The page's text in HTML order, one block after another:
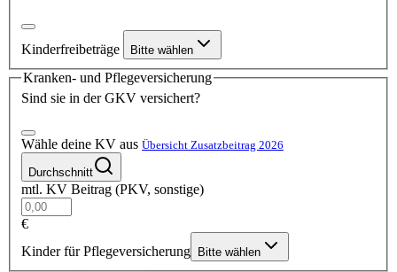
Kinderfreibeträge Bitte wählen
Kranken- und Pflegeversicherung
Sind sie in der GKV versichert?
Wähle deine KV aus Übersicht Zusatzbeitrag 2026
Durchschnitt
mtl. KV Beitrag (PKV, sonstige)
€
Kinder für Pflegeversicherung
Bitte wählen